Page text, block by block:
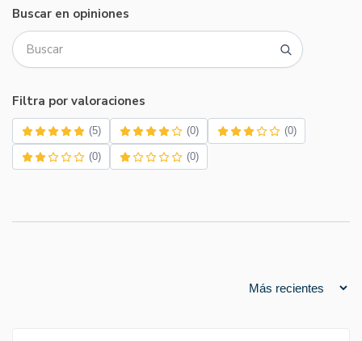
Buscar en opiniones
Filtra por valoraciones
(5) (0) (0)
(0) (0)